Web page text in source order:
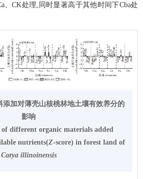
、CK处理,同时显著高于其他时间下Cba处
添加对薄壳山核桃林地土壤有效养分的
影响
different organic materials added
nutrients(Z-score) in forest land of
Carya illinoinensis